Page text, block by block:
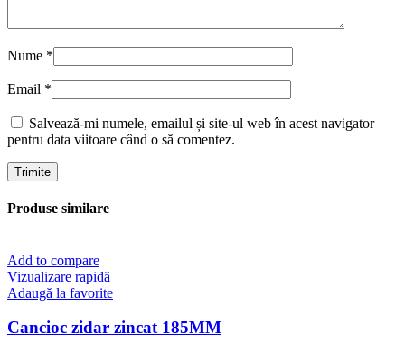
Nume *
Email *
Salvează-mi numele, emailul și site-ul web în acest navigator
pentru data viitoare când o să comentez.
Produse similare
Add to compare
Vizualizare rapidă
Adaugă la favorite
Cancioc zidar zincat 185MM